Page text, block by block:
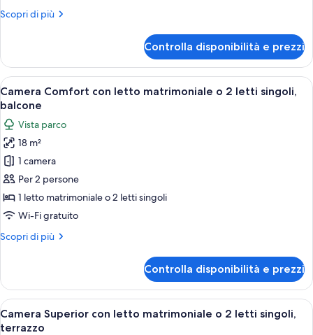
matrimoniale
letti
singoli
Scopri di più
Altri
Classic
con
letto
matrimoniale
2
letti
singoli
Controlla disponibilità e prezzi
Apri
tutte
le
foto
per
Camera
Comfort
con
letto
o
singoli,
balcone
Camera Comfort con letto
13
Camera Comfort con letto matrimoniale o 2 letti singoli,
balcone
Vista parco
18 m²
1 camera
Per 2 persone
1 letto matrimoniale o 2 letti singoli
Wi-Fi gratuito
Scopri di più
Altri
Comfort
con
letto
matrimoniale
Controlla disponibilità e prezzi
Apri
tutte
Camera Superior con letto
20
Camera Superior con letto matrimoniale o 2 letti singoli,
terrazzo